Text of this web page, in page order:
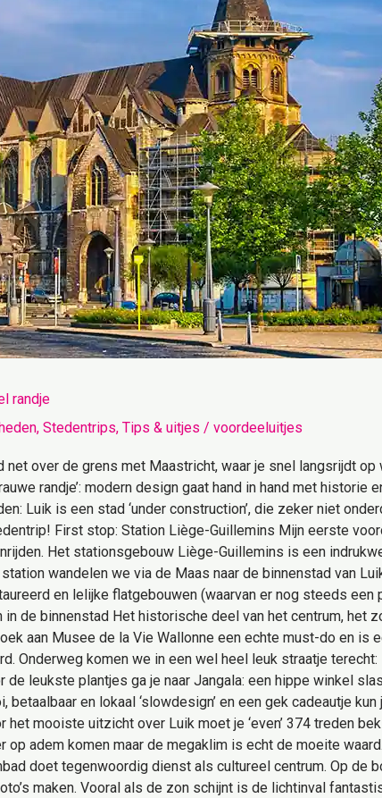
randje
, Stedentrips, Tips & uitjes / voordeeluitjes
over de grens met Maastricht, waar je snel langsrijdt
randje’: modern design gaat hand in hand met
Luik is een stad ‘under construction’, die zeker niet
First stop: Station Liège-Guillemins Mijn eerste
Het stationsgebouw Liège-Guillemins is een
wandelen we via de Maas naar de binnenstad van
en lelijke flatgebouwen (waarvan er nog steeds
de binnenstad Het historische deel van het centrum, het
aan Musee de la Vie Wallonne een echte must-do en is
Onderweg komen we in een wel heel leuk straatje
leukste plantjes ga je naar Jangala: een hippe winkel
en lokaal ‘slowdesign’ en een gek cadeautje
mooiste uitzicht over Luik moet je ‘even’ 374 treden
adem komen maar de megaklim is echt de moeite
doet tegenwoordig dienst als cultureel centrum. Op de
maken. Vooral als de zon schijnt is de lichtinval